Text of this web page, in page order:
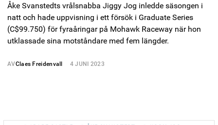
Åke Svanstedts vrålsnabba Jiggy Jog inledde säsongen i
natt och hade uppvisning i ett försök i Graduate Series
(C$99.750) för fyraåringar på Mohawk Raceway när hon
utklassade sina motståndare med fem längder.
AVClaes Freidenvall 4 JUNI 2023